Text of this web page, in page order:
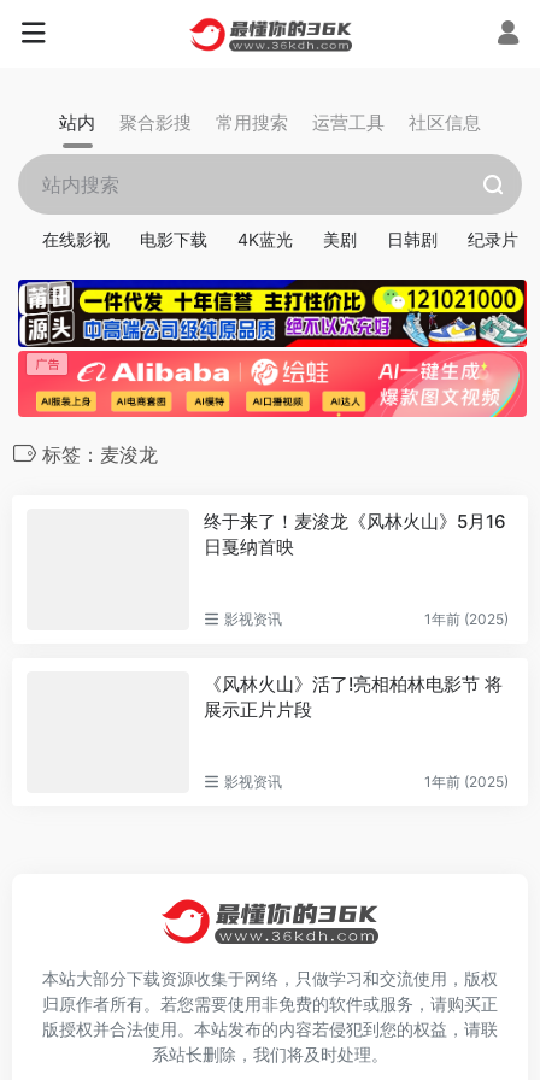
站内 聚合影搜 常用搜索 运营工具 社区信息
在线影视 电影下载 4K蓝光 美剧 日韩剧 纪录片
标签：麦浚龙
终于来了！麦浚龙《风林火山》5月16
日戛纳首映
影视资讯 1年前 (2025)
《风林火山》活了!亮相柏林电影节 将
展示正片片段
影视资讯 1年前 (2025)
本站大部分下载资源收集于网络，只做学习和交流使用，版权
归原作者所有。若您需要使用非免费的软件或服务，请购买正
版授权并合法使用。本站发布的内容若侵犯到您的权益，请联
系站长删除，我们将及时处理。